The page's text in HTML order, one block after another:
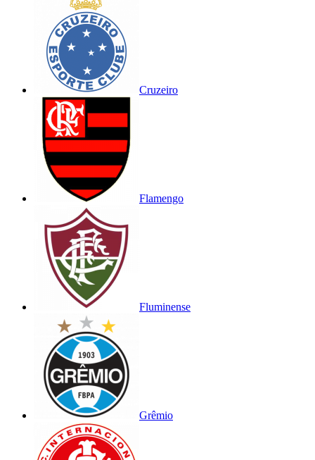
Cruzeiro
Flamengo
Fluminense
Grêmio